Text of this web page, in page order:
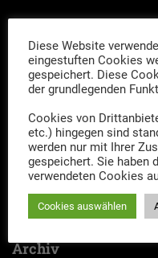
rotbockerzuEin Fall für
Steinzeitgrabes
tomzuEin Fall für Die
Steinzeitgrabes
Friederike LührzuEin Fall
neuen Falles 2023 „Mord
Archiv
Diese Website
eingestuften Cookies
gespeichert. Diese
der grundlegenden
Cookies von
etc.) hingegen sind
werden nur mit Ihrer
gespeichert. Sie haben
verwendeten Cookies
Cookies auswählen